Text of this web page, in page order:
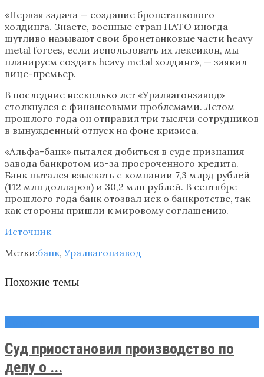
«Первая задача — создание бронетанкового
холдинга. Знаете, военные стран НАТО иногда
шутливо называют свои бронетанковые части heavy
metal forces, если использовать их лексикон, мы
планируем создать heavy metal холдинг», — заявил
вице-премьер.
В последние несколько лет «Уралвагонзавод»
столкнулся с финансовыми проблемами. Летом
прошлого года он отправил три тысячи сотрудников
в вынужденный отпуск на фоне кризиса.
«Альфа-банк» пытался добиться в суде признания
завода банкротом из-за просроченного кредита.
Банк пытался взыскать с компании 7,3 млрд рублей
(112 млн долларов) и 30,2 млн рублей. В сентябре
прошлого года банк отозвал иск о банкротстве, так
как стороны пришли к мировому соглашению.
Источник
Метки:банк, Уралвагонзавод
Похожие темы
Суд приостановил производство по
делу о ...